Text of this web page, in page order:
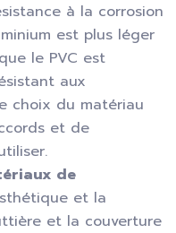
à la corrosion
est plus léger
le PVC est
aux
choix du matériau
et de
de
et la
et la couverture